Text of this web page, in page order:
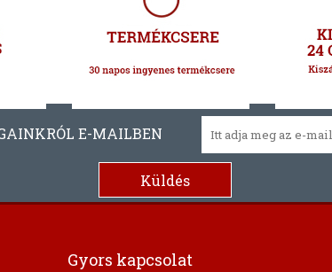
E-MAILBEN
Gyors kapcsolat